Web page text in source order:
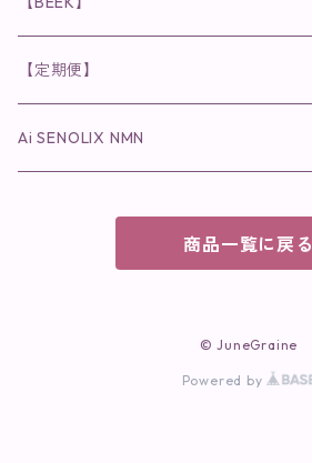
保湿ジェル・クリーム
ラディール
メイク小物
ヘアファンデーション
cocochiaお祝いギフトセット(包装あり)
◉スペシャルケア
◉肌悩み
エイジングトラブル
リップ
化粧水
クレンジング・洗顔
化粧水
◉MESシリーズ
洗顔
インナーケア
【定期便】
Ai SENOLIX NMN
商品一覧に戻る
© JuneGraine
Powered by